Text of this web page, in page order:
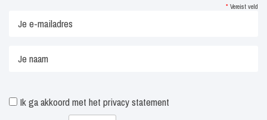
* Vereist veld
Ik ga akkoord met het privacy statement